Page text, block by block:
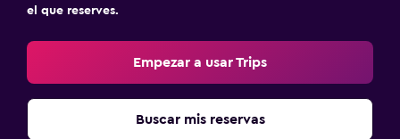
el que reserves.
Empezar a usar Trips
Buscar mis reservas